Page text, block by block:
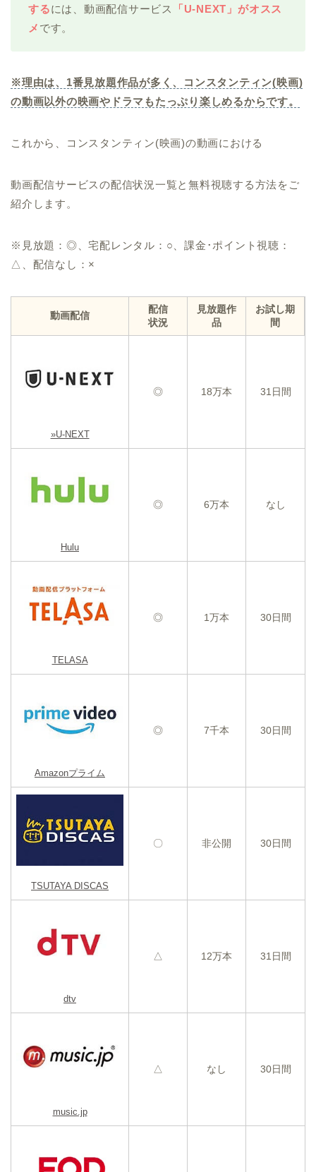
するには、動画配信サービス
「U-NEXT」がオスス
メ です。
※理由は、1番見放題作品が多く、コンスタンティン(映画)
の動画以外の映画やドラマもたっぷり楽しめるからです。
これから、コンスタンティン(映画)の動画における
動画配信サービスの配信状況一覧と無料視聴する方法をご
紹介します。
※見放題：◎、宅配レンタル：○、課金･ポイント視聴：
△、配信なし：×
動画配信
配信
状況
見放題作
品
お試し期
間
»U-NEXT
◎ 18万本 31日間
Hulu
◎ 6万本 なし
TELASA
◎ 1万本 30日間
Amazonプライム
◎ 7千本 30日間
TSUTAYA DISCAS
〇 非公開 30日間
dtv
△ 12万本 31日間
music.jp
△ なし 30日間